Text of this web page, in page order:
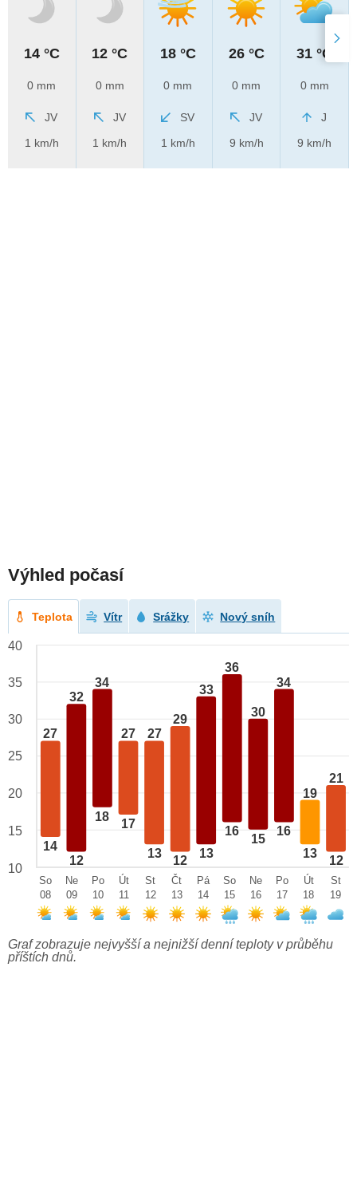
14 °C
0 mm
JV
1 km/h
12 °C
0 mm
JV
1 km/h
18 °C
0 mm
SV
1 km/h
26 °C
0 mm
JV
9 km/h
31 °C
0 mm
J
9 km/h
Výhled počasí
Teplota Vítr Srážky Nový sníh
27
14
32
12
34
18
27
17
27
13
29
12
33
13
36
16
30
15
34
16
19
13
21
12
40
35
30
25
20
15
10
So
08
Ne
09
Po
10
Út
11
St
12
Čt
13
Pá
14
So
15
Ne
16
Po
17
Út
18
St
19
Graf zobrazuje nejvyšší a nejnižší denní teploty v průběhu
příštích dnů.